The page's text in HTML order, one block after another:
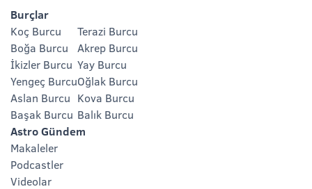
Burçlar
Koç Burcu
Boğa Burcu
İkizler Burcu
Yengeç Burcu
Aslan Burcu
Başak Burcu
Terazi Burcu
Akrep Burcu
Yay Burcu
Oğlak Burcu
Kova Burcu
Balık Burcu
Astro Gündem
Makaleler
Podcastler
Videolar